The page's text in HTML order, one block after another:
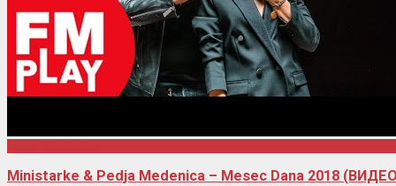
Ministarke & Pedja Medenica – Mesec Dana 2018